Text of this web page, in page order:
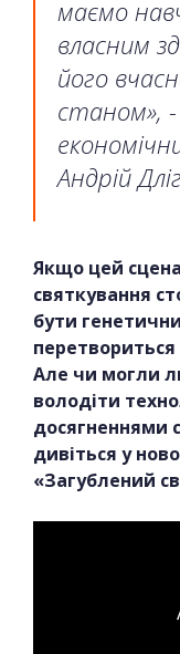
маємо
власним
його
станом»,
Андрій
Якщо цей
святкування
бути
Але чи могли
володіти
досягненнями
дивіться у
«Загублений